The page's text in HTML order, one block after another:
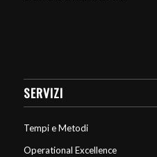
SERVIZI
Tempi e Metodi
Operational Excellence